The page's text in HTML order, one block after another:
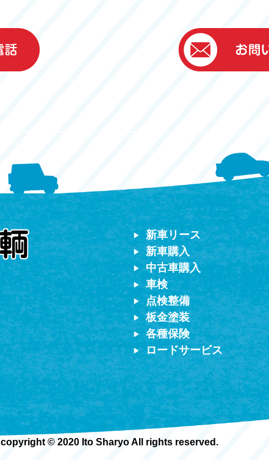
新車リース
新車購入
中古車購入
車検
点検整備
板金塗装
各種保険
ロードサービス
copyright © 2020 Ito Sharyo All rights reserved.